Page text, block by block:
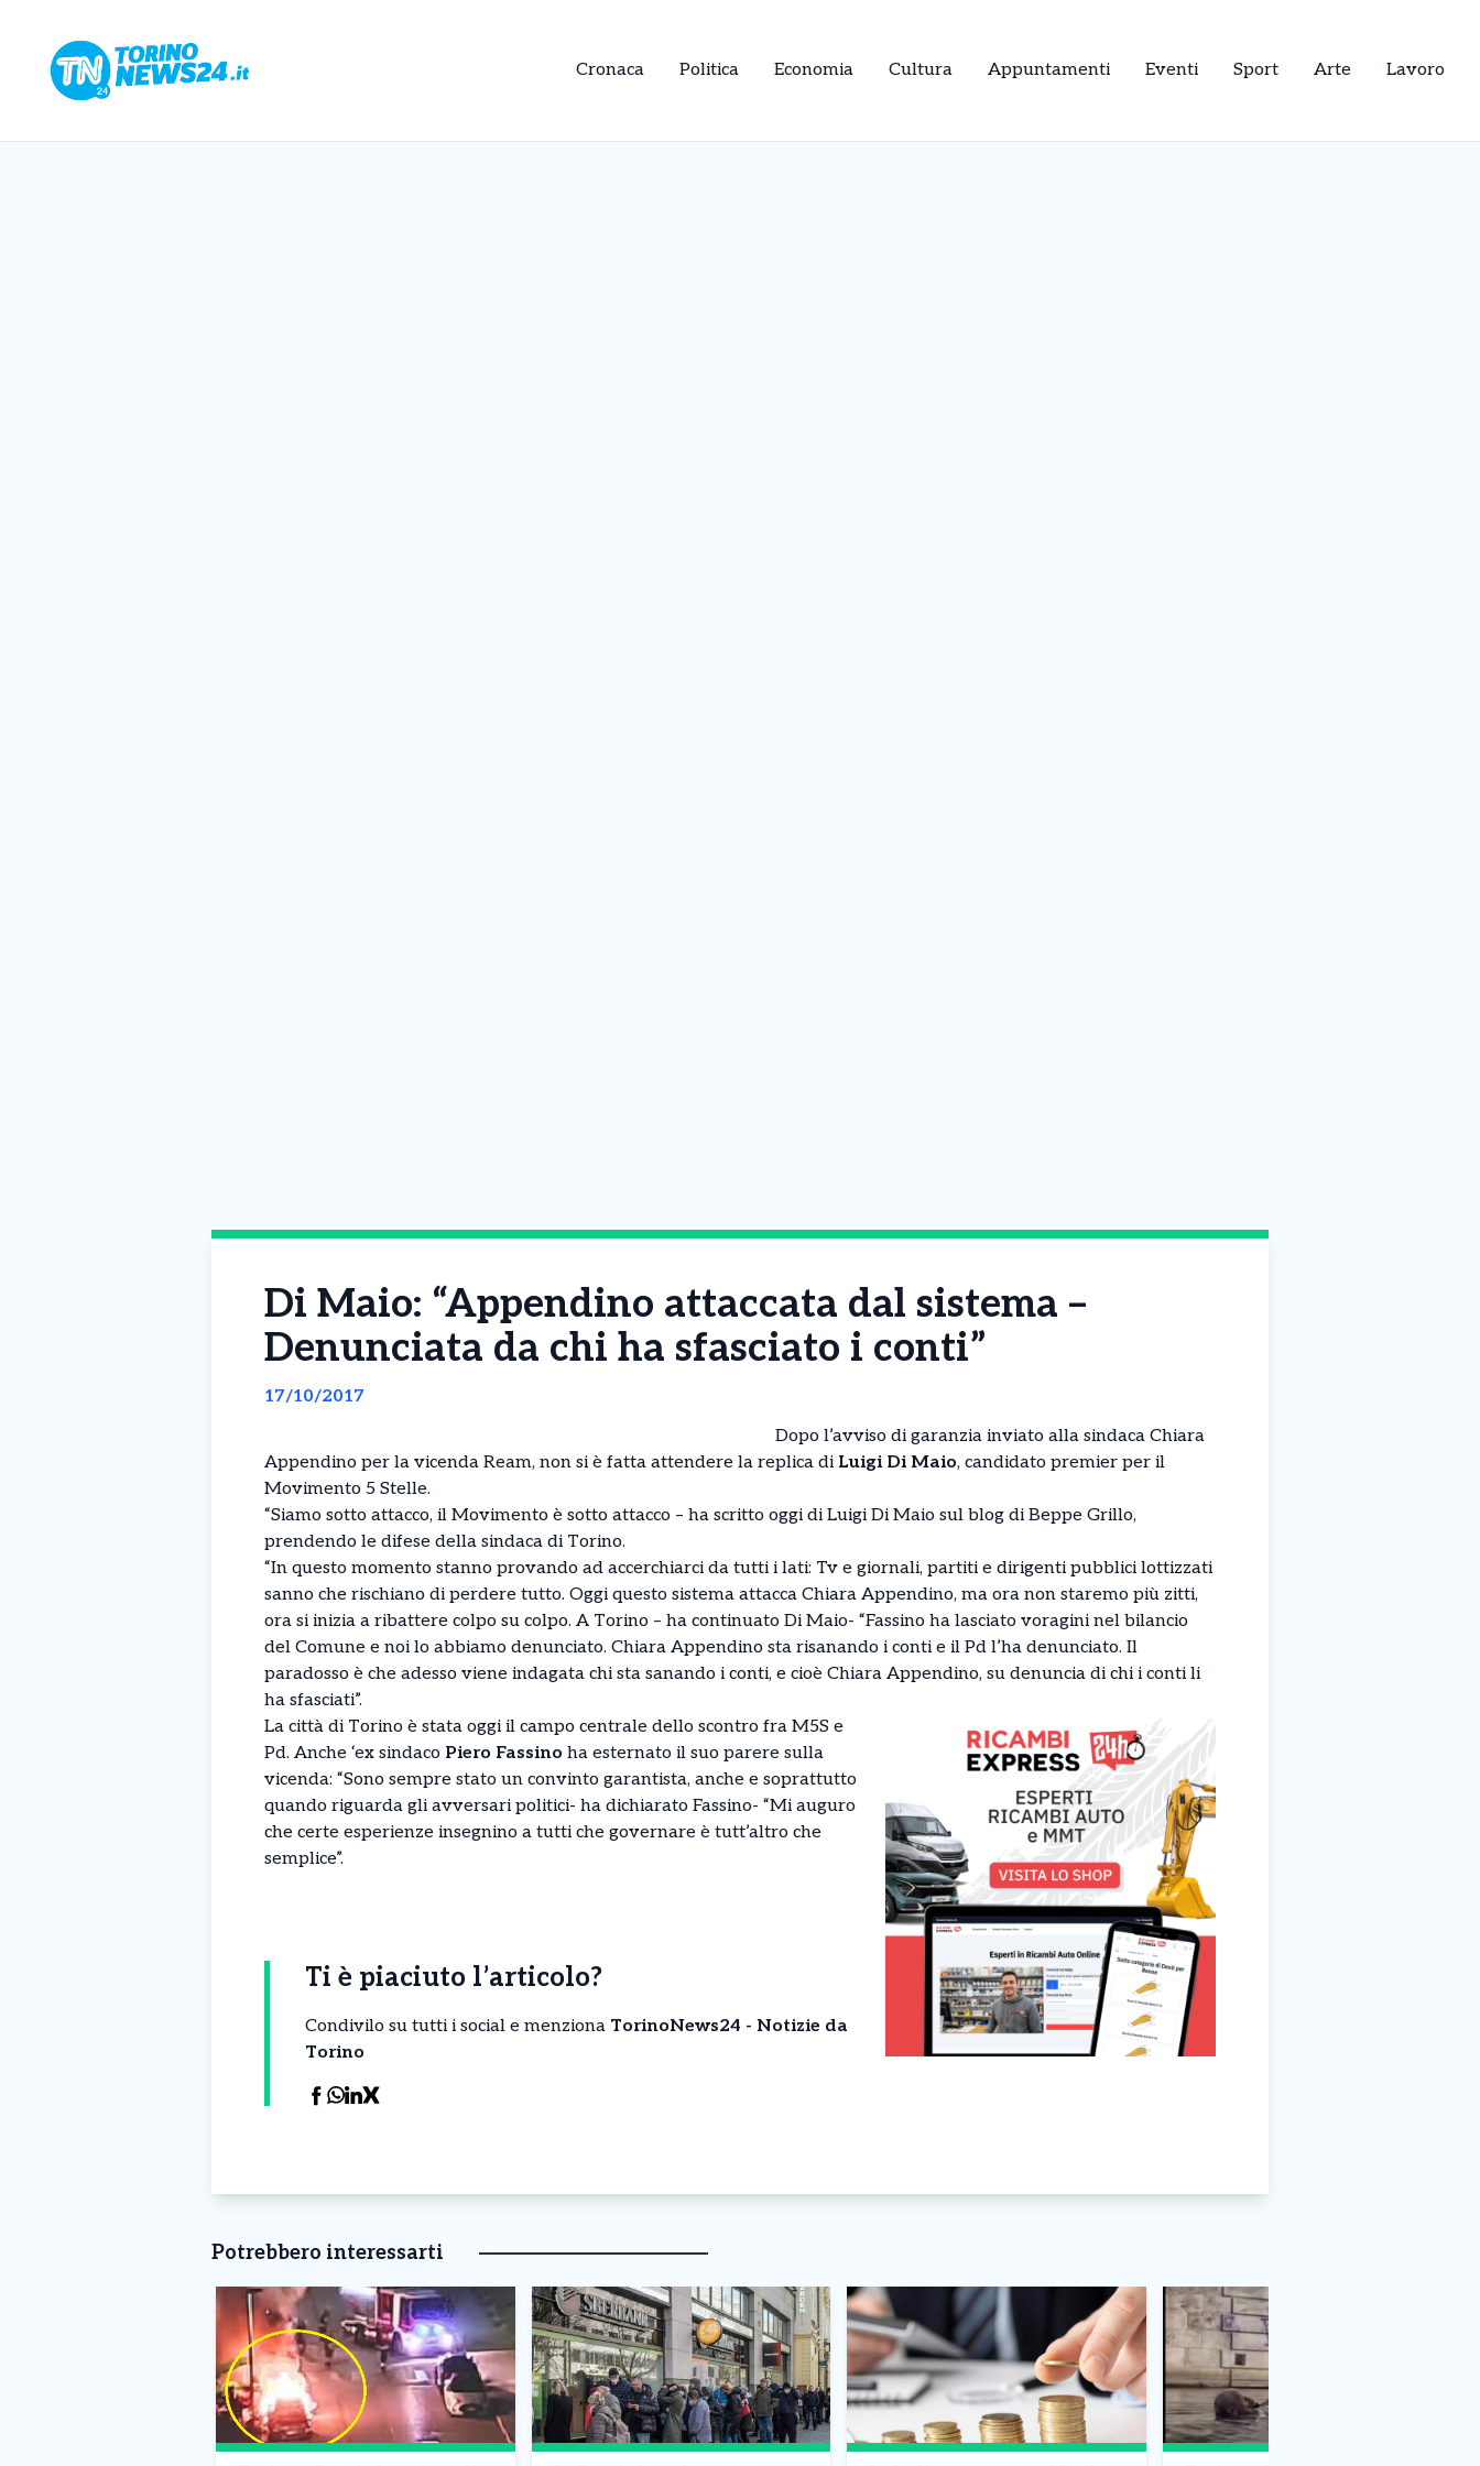
Cronaca Politica Economia Cultura Appuntamenti Eventi Sport Arte Lavoro
Di Maio: “Appendino attaccata dal sistema –
Denunciata da chi ha sfasciato i conti”
17/10/2017
Dopo l’avviso di garanzia inviato alla sindaca Chiara
Appendino per la vicenda Ream, non si è fatta attendere la replica di Luigi Di Maio, candidato premier per il
Movimento 5 Stelle.
“Siamo sotto attacco, il Movimento è sotto attacco – ha scritto oggi di Luigi Di Maio sul blog di Beppe Grillo,
prendendo le difese della sindaca di Torino.
“In questo momento stanno provando ad accerchiarci da tutti i lati: Tv e giornali, partiti e dirigenti pubblici lottizzati
sanno che rischiano di perdere tutto. Oggi questo sistema attacca Chiara Appendino, ma ora non staremo più zitti,
ora si inizia a ribattere colpo su colpo. A Torino – ha continuato Di Maio- “Fassino ha lasciato voragini nel bilancio
del Comune e noi lo abbiamo denunciato. Chiara Appendino sta risanando i conti e il Pd l’ha denunciato. Il
paradosso è che adesso viene indagata chi sta sanando i conti, e cioè Chiara Appendino, su denuncia di chi i conti li
ha sfasciati”.
La città di Torino è stata oggi il campo centrale dello scontro fra M5S e
Pd. Anche ‘ex sindaco Piero Fassino ha esternato il suo parere sulla
vicenda: “Sono sempre stato un convinto garantista, anche e soprattutto
quando riguarda gli avversari politici- ha dichiarato Fassino- “Mi auguro
che certe esperienze insegnino a tutti che governare è tutt’altro che
semplice”.
Ti è piaciuto l’articolo?
Condivilo su tutti i social e menziona TorinoNews24 - Notizie da
Torino
Potrebbero interessarti